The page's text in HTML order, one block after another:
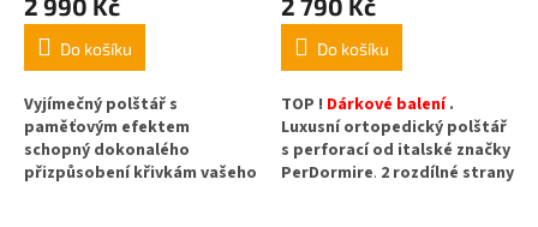
Do košíku
Vyjímečný polštář s
paměťovým efektem
schopný dokonalého
přizpůsobení křivkám vašeho
Do košíku
TOP ! Dárkové balení.
Luxusní ortopedický polštář
s perforací od italské značky
PerDormire. 2 rozdílné strany